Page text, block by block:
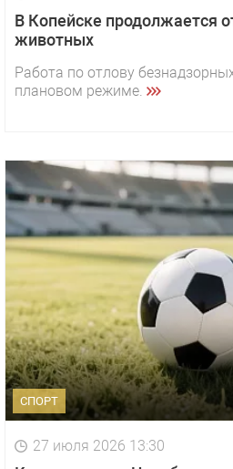
В Копейске продолжается
животных
Работа по отлову
плановом режиме.
СПОРТ
27 июля 2026 13:30